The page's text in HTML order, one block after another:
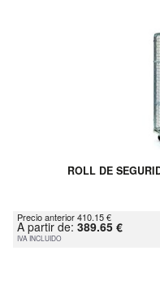
ROLL DE
Precio anterior 410.15 €
A partir de: 389.65 €
IVA INCLUIDO